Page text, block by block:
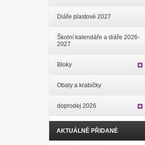
Diáře plastové 2027
Školní kalendáře a diáře 2026-
2027
Bloky
Obaly a krabičky
doprodej 2026
AKTUÁLNĚ PŘIDANÉ